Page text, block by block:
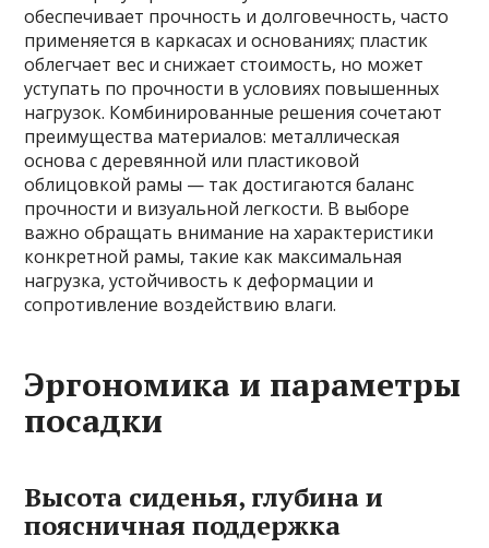
обеспечивает прочность и долговечность, часто
применяется в каркасах и основаниях; пластик
облегчает вес и снижает стоимость, но может
уступать по прочности в условиях повышенных
нагрузок. Комбинированные решения сочетают
преимущества материалов: металлическая
основа с деревянной или пластиковой
облицовкой рамы — так достигаются баланс
прочности и визуальной легкости. В выборе
важно обращать внимание на характеристики
конкретной рамы, такие как максимальная
нагрузка, устойчивость к деформации и
сопротивление воздействию влаги.
Эргономика и параметры
посадки
Высота сиденья, глубина и
поясничная поддержка